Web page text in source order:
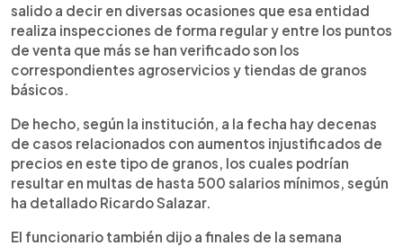
salido a decir en diversas ocasiones que esa entidad
realiza inspecciones de forma regular y entre los puntos
de venta que más se han verificado son los
correspondientes agroservicios y tiendas de granos
básicos.
De hecho, según la institución, a la fecha hay decenas
de casos relacionados con aumentos injustificados de
precios en este tipo de granos, los cuales podrían
resultar en multas de hasta 500 salarios mínimos, según
ha detallado Ricardo Salazar.
El funcionario también dijo a finales de la semana